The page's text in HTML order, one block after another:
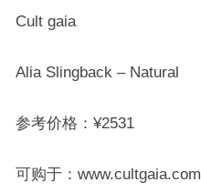
Cult gaia
Alia Slingback – Natural
参考价格： ¥2531
可购于：www.cultgaia.com